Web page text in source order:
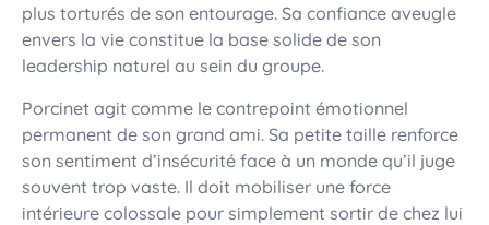
plus torturés de son entourage. Sa confiance aveugle
envers la vie constitue la base solide de son
leadership naturel au sein du groupe.
Porcinet agit comme le contrepoint émotionnel
permanent de son grand ami. Sa petite taille renforce
son sentiment d’insécurité face à un monde qu’il juge
souvent trop vaste. Il doit mobiliser une force
intérieure colossale pour simplement sortir de chez lui